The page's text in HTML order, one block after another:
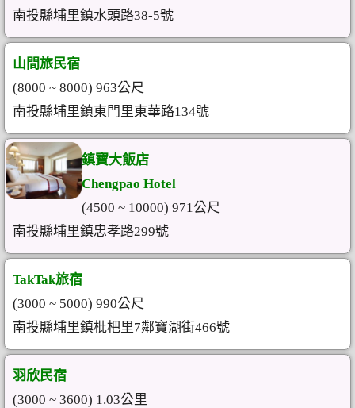
南投縣埔里鎮水頭路38-5號
山間旅民宿
(8000 ~ 8000) 963公尺
南投縣埔里鎮東門里東華路134號
鎮寶大飯店
Chengpao Hotel
(4500 ~ 10000) 971公尺
南投縣埔里鎮忠孝路299號
TakTak旅宿
(3000 ~ 5000) 990公尺
南投縣埔里鎮枇杷里7鄰寶湖街466號
羽欣民宿
(3000 ~ 3600) 1.03公里